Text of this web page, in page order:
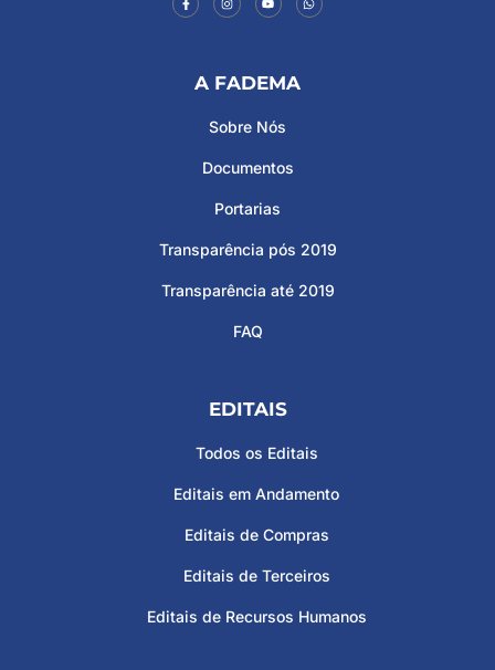
A FADEMA
Sobre Nós
Documentos
Portarias
Transparência pós 2019
Transparência até 2019
FAQ
EDITAIS
Todos os Editais
Editais em Andamento
Editais de Compras
Editais de Terceiros
Editais de Recursos Humanos